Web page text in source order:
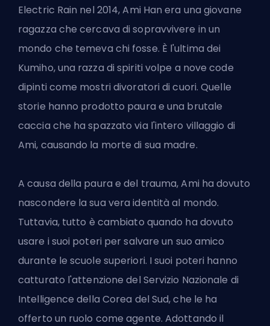
Electric Rain nel 2014, Ami Han era una giovane
ragazza che cercava di sopravvivere in un
mondo che temeva chi fosse. È l'ultima dei
Kumiho, una razza di spiriti volpe a nove code
dipinti come mostri divoratori di cuori. Quelle
storie hanno prodotto paura e una brutale
caccia che ha spazzato via l'intero villaggio di
Ami, causando la morte di sua madre.
A causa della paura e del trauma, Ami ha dovuto
nascondere la sua vera identità al mondo.
Tuttavia, tutto è cambiato quando ha dovuto
usare i suoi poteri per salvare un suo amico
durante le scuole superiori. I suoi poteri hanno
catturato l'attenzione del Servizio Nazionale di
Intelligence della Corea del Sud, che le ha
offerto un ruolo come agente. Adottando il